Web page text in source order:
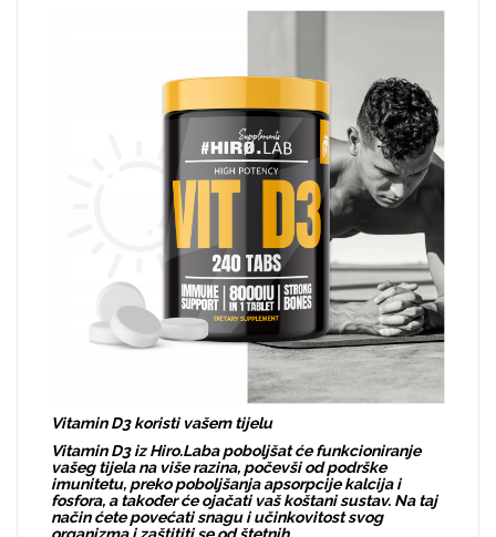
Vitamin D3 koristi vašem tijelu
Vitamin D3 iz Hiro.Laba poboljšat će funkcioniranje
vašeg tijela na više razina, počevši od podrške
imunitetu, preko poboljšanja apsorpcije kalcija i
fosfora, a također će ojačati vaš koštani sustav. Na taj
način ćete povećati snagu i učinkovitost svog